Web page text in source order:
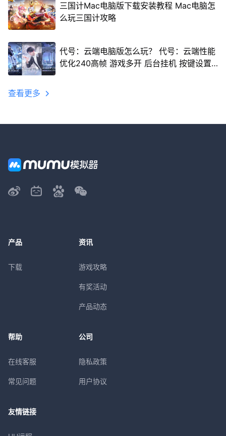
三国计Mac电脑版下载安装教程 Mac电脑怎
么玩三国计攻略
代号：云端电脑版怎么玩？ 代号：云端性能
优化240高帧 游戏多开 后台挂机 按键设置
查看更多
产品
下载
资讯
游戏攻略
有奖活动
产品动态
帮助
在线客服
常见问题
公司
隐私政策
用户协议
友情链接